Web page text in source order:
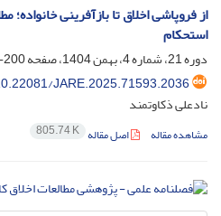
از فروپاشی اخلاق تا بازآفرینی
استحکام
دوره 21، شماره 4، بهمن 1404، صفحه
200-232
JARE.2025.71593.2036
نادعلی ذکاوتمند
مشاهده مقاله اصل مقاله 805.74 K